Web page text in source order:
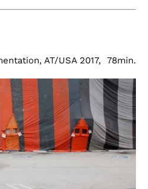
AT/USA 2017, 78min.